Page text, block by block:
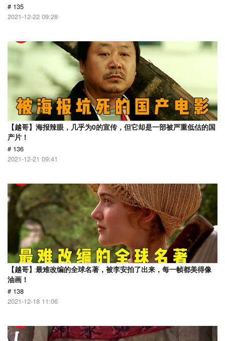
# 135
2021-12-22 09:28
【越哥】海报辣眼，几乎为0的宣传，但它却是一部被严重低估的国
产片！
# 136
2021-12-21 09:41
【越哥】最难改编的全球名著，被李安拍了出来，每一帧都美得像
油画！
# 138
2021-12-18 11:06